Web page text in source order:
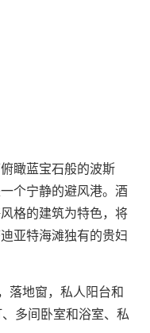
瞰蓝宝石般的波斯
个宁静的避风港。酒
格的建筑为特色，将
亚特海滩独有的贵妇
落地窗，私人阳台和
多间卧室和浴室、私